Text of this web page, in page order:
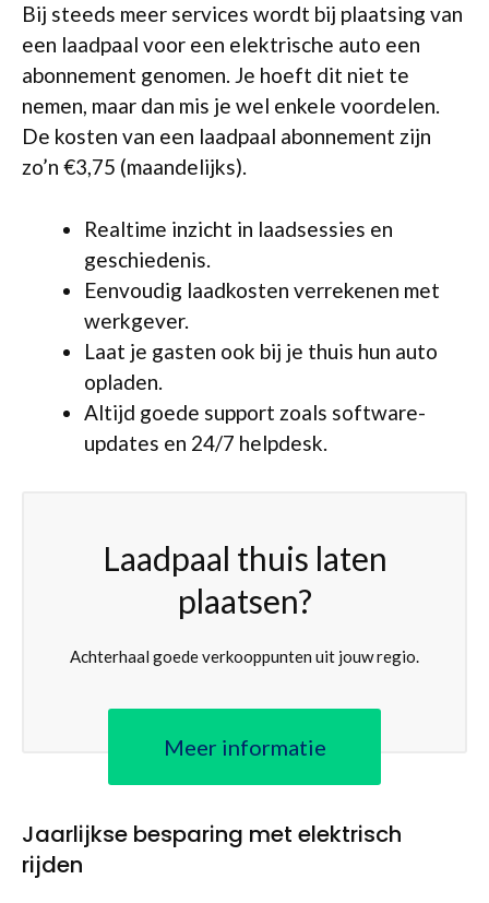
Bij steeds meer services wordt bij plaatsing van
een laadpaal voor een elektrische auto een
abonnement genomen. Je hoeft dit niet te
nemen, maar dan mis je wel enkele voordelen.
De kosten van een laadpaal abonnement zijn
zo’n €3,75 (maandelijks).
Realtime inzicht in laadsessies en
geschiedenis.
Eenvoudig laadkosten verrekenen met
werkgever.
Laat je gasten ook bij je thuis hun auto
opladen.
Altijd goede support zoals software-
updates en 24/7 helpdesk.
Laadpaal thuis laten
plaatsen?
Achterhaal goede verkooppunten uit jouw regio.
Meer informatie
Jaarlijkse besparing met elektrisch
rijden